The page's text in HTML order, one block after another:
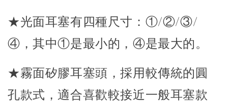
★光面耳塞有四種尺寸：①/②/③/
④，其中①是最小的，④是最大的。
★霧面矽膠耳塞頭，採用較傳統的圓
孔款式，適合喜歡較接近一般耳塞款